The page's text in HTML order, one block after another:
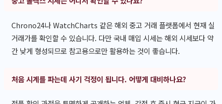
Chrono24나 WatchCharts 같은 해외 중고 거래 플랫폼에서 현재 실
거래가를 확인할 수 있습니다. 다만 국내 매입 시세는 해외 시세보다 약
간 낮게 형성되므로 참고용으로만 활용하는 것이 좋습니다.
처음 시계를 파는데 사기 걱정이 됩니다. 어떻게 대비하나요?